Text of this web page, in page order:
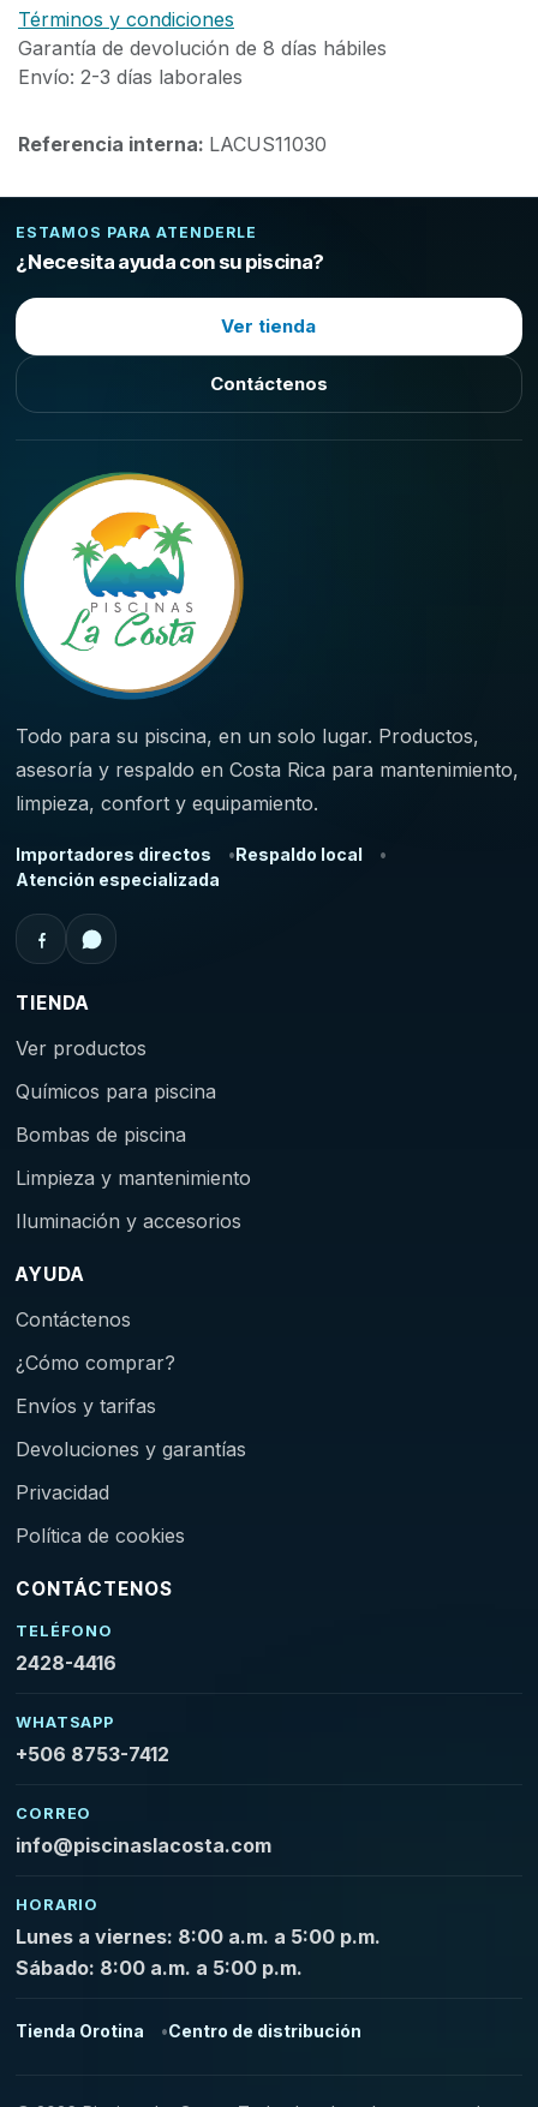
Términos y condiciones
Garantía de devolución de 8 días hábiles
Envío: 2-3 días laborales
Referencia interna: LACUS11030
ESTAMOS PARA ATENDERLE
¿Necesita ayuda con su piscina?
Ver tienda
Contáctenos
Todo para su piscina, en un solo lugar. Productos,
asesoría y respaldo en Costa Rica para mantenimiento,
limpieza, confort y equipamiento.
Importadores directos
Respaldo local
Atención especializada
TIENDA
Ver productos
Químicos para piscina
Bombas de piscina
Limpieza y mantenimiento
Iluminación y accesorios
AYUDA
Contáctenos
¿Cómo comprar?
Envíos y tarifas
Devoluciones y garantías
Privacidad
Política de cookies
CONTÁCTENOS
TELÉFONO
2428-4416
WHATSAPP
+506 8753-7412
CORREO
info@piscinaslacosta.com
HORARIO
Lunes a viernes: 8:00 a.m. a 5:00 p.m.
Sábado: 8:00 a.m. a 5:00 p.m.
Tienda Orotina Centro de distribución